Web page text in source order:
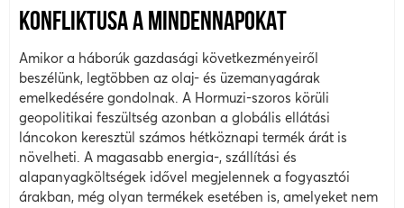
KONFLIKTUSA A MINDENNAPOKAT
Amikor a háborúk gazdasági következményeiről
beszélünk, legtöbben az olaj- és üzemanyagárak
emelkedésére gondolnak. A Hormuzi-szoros körüli
geopolitikai feszültség azonban a globális ellátási
láncokon keresztül számos hétköznapi termék árát is
növelheti. A magasabb energia-, szállítási és
alapanyagköltségek idővel megjelennek a fogyasztói
árakban, még olyan termékek esetében is, amelyeket nem